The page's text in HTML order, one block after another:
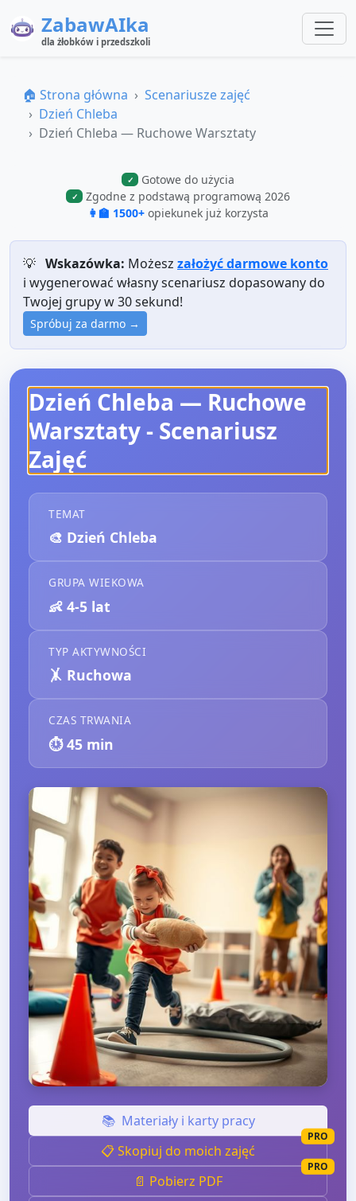
ZabawAIka
dla żłobków i przedszkoli
🏠 Strona główna
Scenariusze zajęć
Dzień Chleba
Dzień Chleba — Ruchowe Warsztaty
✓ Gotowe do użycia
✓
Zgodne z podstawą programową 2026
👩‍🏫 1500+ opiekunek już korzysta
💡 Wskazówka: Możesz założyć darmowe konto
i wygenerować własny scenariusz dopasowany do
Twojej grupy w 30 sekund!
Spróbuj za darmo →
Dzień Chleba — Ruchowe
Warsztaty- Scenariusz
Zajęć
TEMAT
🎨 Dzień Chleba
GRUPA WIEKOWA
👶 4-5 lat
TYP AKTYWNOŚCI
🤸 Ruchowa
CZAS TRWANIA
⏱️45 min
📚 Materiały i karty pracy
📋 Skopiuj do moich zajęć
PRO
📄 Pobierz PDF
PRO